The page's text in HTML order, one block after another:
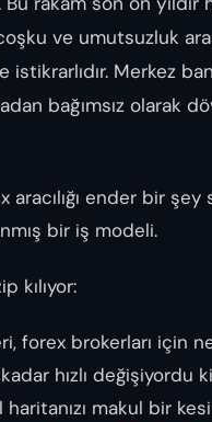
ve umutsuzluk
Merkez
bağımsız olarak
ender bir şey
bir iş modeli.
kılıyor:
forex brokerları için
hızlı değişiyordu
makul bir